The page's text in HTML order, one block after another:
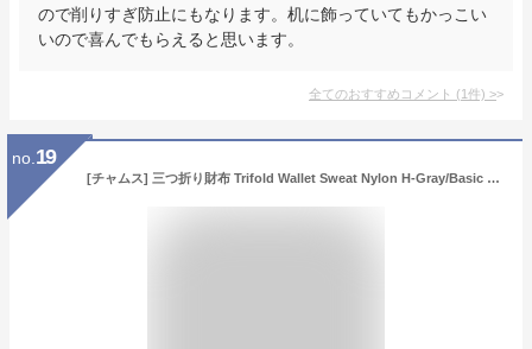
ので削りすぎ防止にもなります。机に飾っていてもかっこい
いので喜んでもらえると思います。
全てのおすすめコメント (1件) >
no. 19
[チャムス] 三つ折り財布 Trifold Wallet Sweat Nylon H-Gray/Basic Navy